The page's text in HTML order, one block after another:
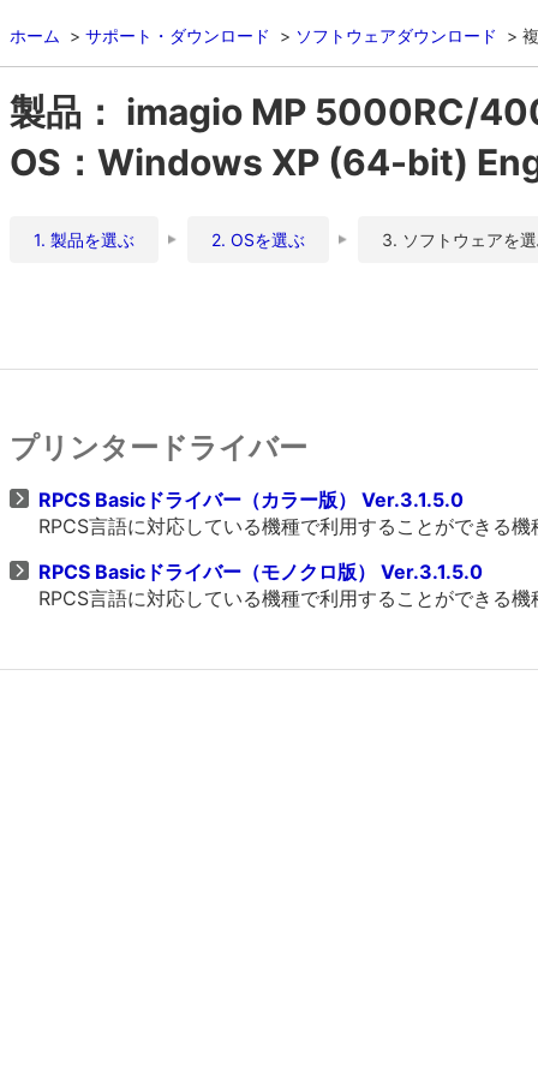
ホーム サポート・ダウンロード ソフトウェアダウンロード
製品： imagio MP 5000RC/
OS：Windows XP (64-bit)
1. 製品を選ぶ 2. OSを選ぶ 3. ソフトウェアを
プリンタードライバー
RPCS Basicドライバー（カラー版） Ver.3.1.5.0
RPCS言語に対応している機種で利用することができる
RPCS Basicドライバー（モノクロ版） Ver.3.1.5.0
RPCS言語に対応している機種で利用することができる